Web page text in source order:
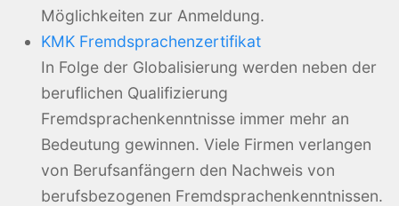
Möglichkeiten zur Anmeldung.
KMK Fremdsprachenzertifikat
In Folge der Globalisierung werden neben der
beruflichen Qualifizierung
Fremdsprachenkenntnisse immer mehr an
Bedeutung gewinnen. Viele Firmen verlangen
von Berufsanfängern den Nachweis von
berufsbezogenen Fremdsprachenkenntnissen.